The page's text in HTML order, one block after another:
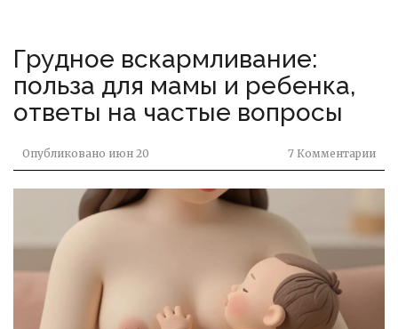
Грудное вскармливание:
польза для мамы и ребенка,
ответы на частые вопросы
Опубликовано июн 20 7 Комментарии